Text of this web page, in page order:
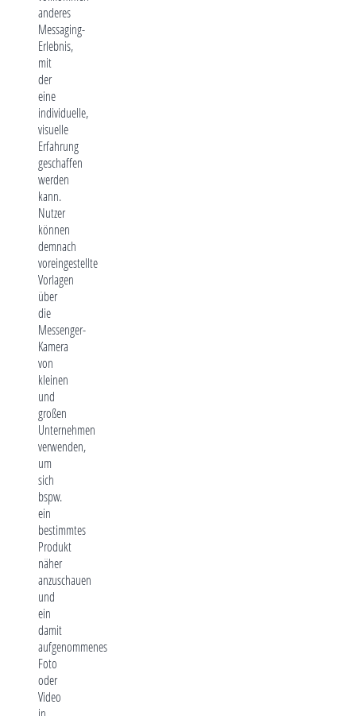
anderes
Messaging-
Erlebnis,
mit
der
eine
individuelle,
visuelle
Erfahrung
geschaffen
werden
kann.
Nutzer
können
demnach
voreingestellte
Vorlagen
über
die
Messenger-
Kamera
von
kleinen
und
großen
Unternehmen
verwenden,
um
sich
bspw.
ein
bestimmtes
Produkt
näher
anzuschauen
und
ein
damit
aufgenommenes
Foto
oder
Video